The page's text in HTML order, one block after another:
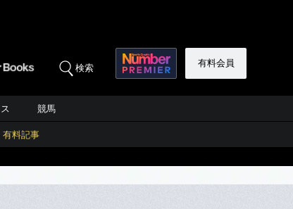
検索 有料会員
競馬
有料記事